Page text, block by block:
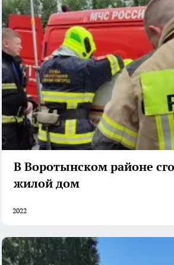
В Воротынском районе
жилой дом
2022